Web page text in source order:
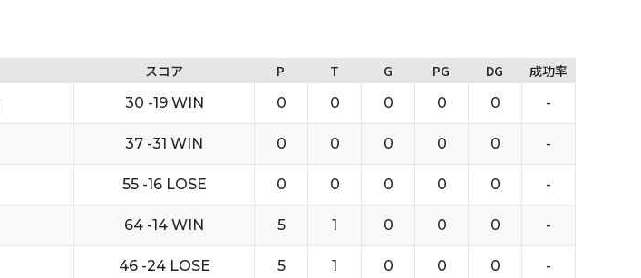
スコア P T G PG DG 成功率
30 -19 WIN 0 0 0 0 0 -
37 -31 WIN 0 0 0 0 0 -
55 -16 LOSE 0 0 0 0 0 -
64 -14 WIN 5 1 0 0 0 -
46 -24 LOSE 5 1 0 0 0 -